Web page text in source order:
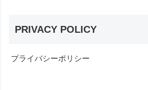
PRIVACY POLICY
プライバシーポリシー